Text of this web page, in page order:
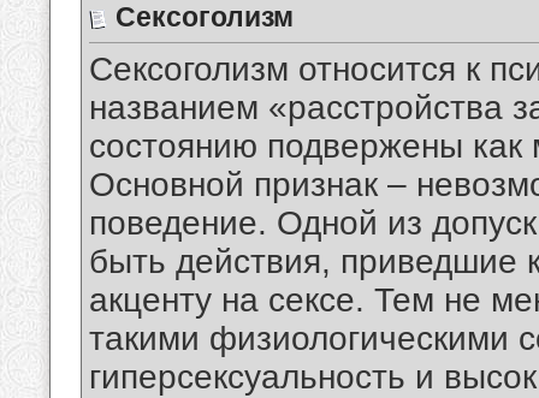
Сексоголизм
Сексоголизм относится к
названием «расстройства
состоянию подвержены
Основной признак –
поведение. Одной из
быть действия, приведшие
акценту на сексе. Тем не
такими физиологическими
гиперсексуальность и